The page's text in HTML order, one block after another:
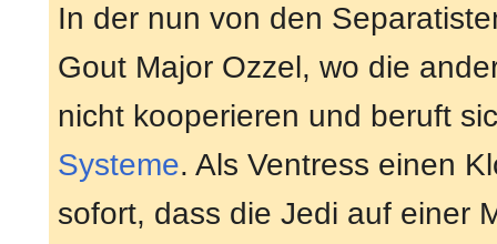
In der nun von den
Gout Major Ozzel, wo die
nicht kooperieren und beruft
Systeme. Als Ventress einen
sofort, dass die Jedi auf einer